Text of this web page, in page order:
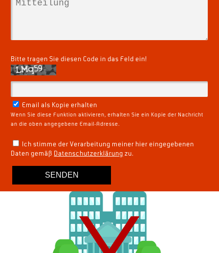
Bitte tragen Sie diesen Code in das Feld ein!
Email als Kopie erhalten
Wenn Sie diese Funktion aktivieren, erhalten Sie ein Kopie der Nachricht
an die oben angegebene Email-Adresse.
Ich stimme der Verarbeitung meiner hier eingegebenen
Daten gemäß Datenschutzerklärung zu.